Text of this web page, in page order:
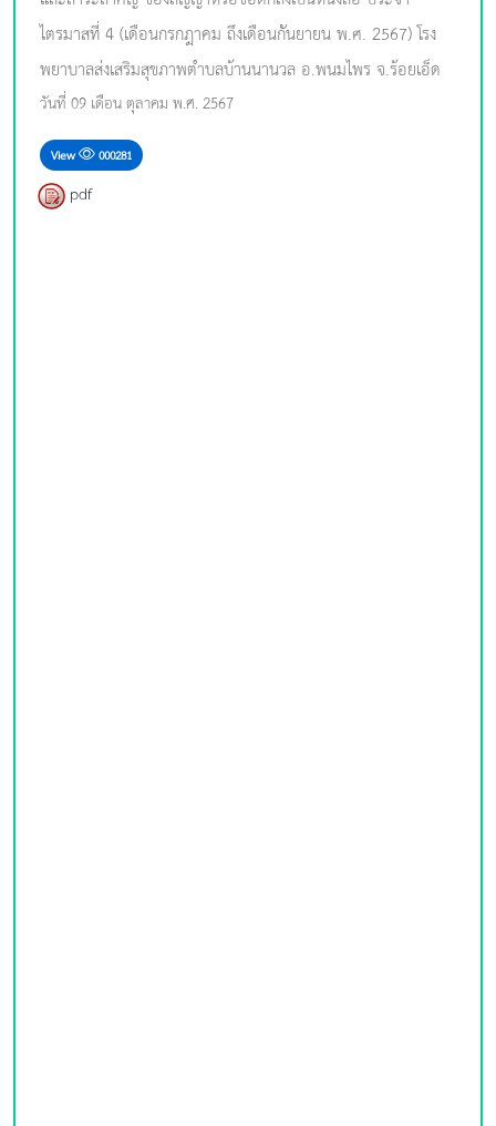
ไตรมาสที่ 4 (เดือนกรกฎาคม ถึงเดือนกันยายน พ.ศ. 2567) โรง
พยาบาลส่งเสริมสุขภาพตำบลบ้านนานวล อ.พนมไพร จ.ร้อยเอ็ด
วันที่ 09 เดือน ตุลาคม พ.ศ. 2567
View 000281
pdf